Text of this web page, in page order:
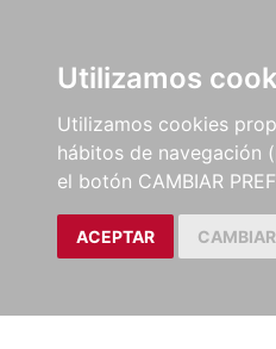
Utilizamos
Utilizamos cookies
hábitos de navegación
el botón CAMBIAR
ACEPTAR